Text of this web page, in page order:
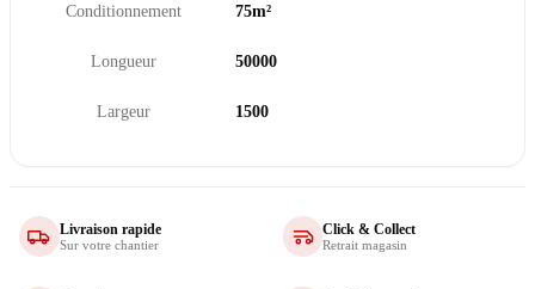
Conditionnement 75m²
Longueur 50000
Largeur 1500
Livraison rapide
Sur votre chantier
Click & Collect
Retrait magasin